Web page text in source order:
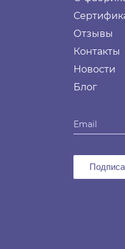
Отзывы
Контакты
Новости
Блог